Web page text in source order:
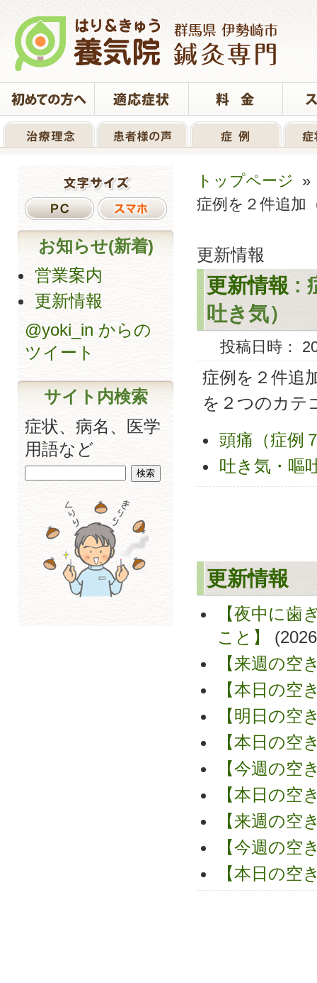
トップページ
症例を２件追加
更新情報
更新情報 :
吐き気）
投稿日時：
症例を２件追
を２つのカテ
頭痛（症例
吐き気・嘔
更新情報
【夜中に歯
こと】
【来週の空
【本日の空
【明日の空
【本日の空
【今週の空
【本日の空
【来週の空
【今週の空
【本日の空
お知らせ(新着)
営業案内
更新情報
@yoki_in からの
ツイート
サイト内検索
症状、病名、医学
用語など